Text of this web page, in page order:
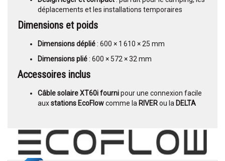
déplacements et les installations temporaires
Dimensions et poids
Dimensions déplié: 600 × 1 610 × 25 mm
Dimensions plié: 600 × 572 × 32 mm
Accessoires inclus
Câble solaire XT60i fournipour une connexion facile
auxstations EcoFlowcomme la RIVERou la DELTA